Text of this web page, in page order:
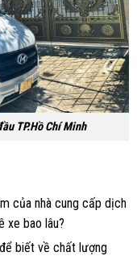
TP.Hồ Chí Minh
của nhà cung cấp dịch
xe bao lâu?
biết về chất lượng